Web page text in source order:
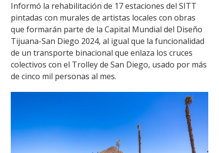
Informó la rehabilitación de 17 estaciones del SITT
pintadas con murales de artistas locales con obras
que formarán parte de la Capital Mundial del Diseño
Tijuana-San Diego 2024, al igual que la funcionalidad
de un transporte binacional que enlaza los cruces
colectivos con el Trolley de San Diego, usado por más
de cinco mil personas al mes.